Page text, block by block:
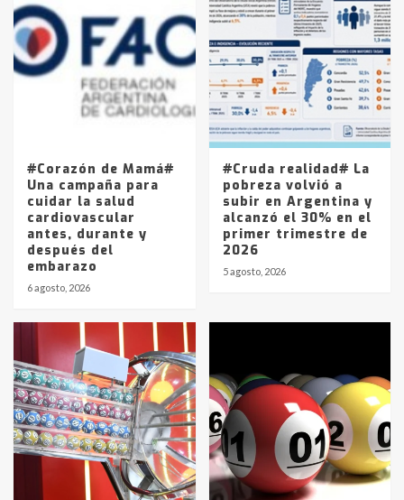
4
Accidente en Ruta 5: falleció un
joven de Trenque Lauquen
Los precios de los combustibles en
La Pampa, desde YPF hasta Axion
entre 857 a 1338 pesos
#Corazón de Mamá#
Una campaña para
cuidar la salud
cardiovascular
antes, durante y
después del
embarazo
6 agosto, 2026
#Cruda realidad# La
pobreza volvió a
subir en Argentina y
alcanzó el 30% en el
primer trimestre de
2026
5 agosto, 2026